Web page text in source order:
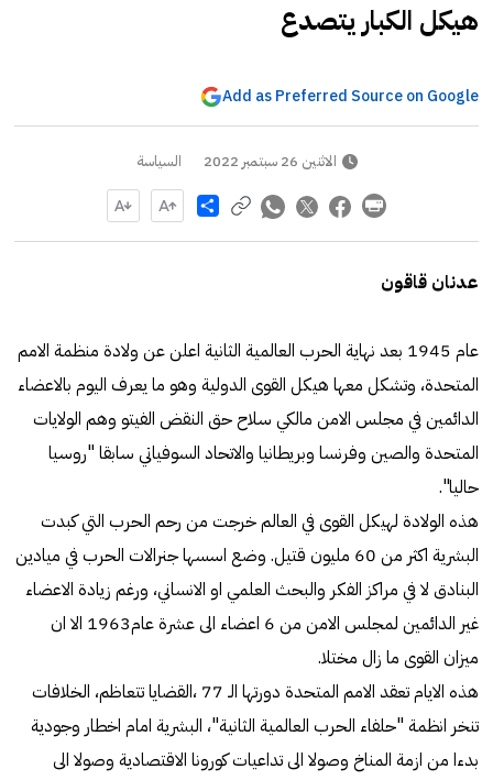
هيكل الكبار يتصدع
Add as Preferred Source on Google
الاثنين 26 سبتمبر 2022 السياسة
Share
عدنان قاقون
عام 1945 بعد نهاية الحرب العالمية الثانية اعلن عن ولادة منظمة الامم
المتحدة، وتشكل معها هيكل القوى الدولية وهو ما يعرف اليوم بالاعضاء
الدائمين في مجلس الامن مالكي سلاح حق النقض الفيتو وهم الولايات
المتحدة والصين وفرنسا وبريطانيا والاتحاد السوفياتي سابقا "روسيا
حاليا".
هذه الولادة لهيكل القوى في العالم خرجت من رحم الحرب التي كبدت
البشرية اكثر من 60 مليون قتيل. وضع اسسها جنرالات الحرب في ميادين
البنادق لا في مراكز الفكر والبحث العلمي او الانساني، ورغم زيادة الاعضاء
غير الدائمين لمجلس الامن من 6 اعضاء الى عشرة عام1963 الا ان
ميزان القوى ما زال مختلا.
هذه الايام تعقد الامم المتحدة دورتها الـ 77 ،القضايا تتعاظم، الخلافات
تنخر انظمة "حلفاء الحرب العالمية الثانية"، البشرية امام اخطار وجودية
بدءا من ازمة المناخ وصولا الى تداعيات كورونا الاقتصادية وصولا الى